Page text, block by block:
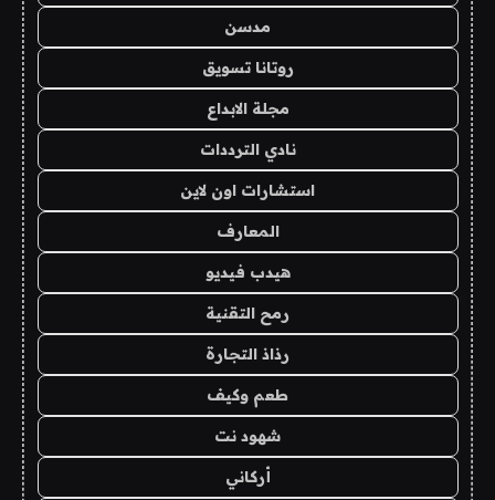
مدسن
روتانا تسويق
مجلة الابداع
نادي الترددات
استشارات اون لاين
المعارف
هيدب فيديو
رمح التقنية
رذاذ التجارة
طعم وكيف
شهود نت
أركاني